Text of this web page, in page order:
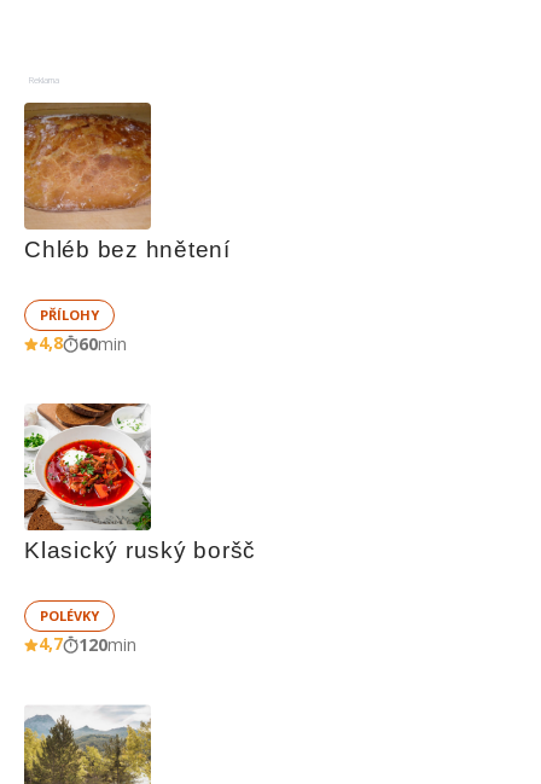
Reklama
Chléb bez hnětení
PŘÍLOHY
4,8 60min
Klasický ruský boršč
POLÉVKY
4,7 120min